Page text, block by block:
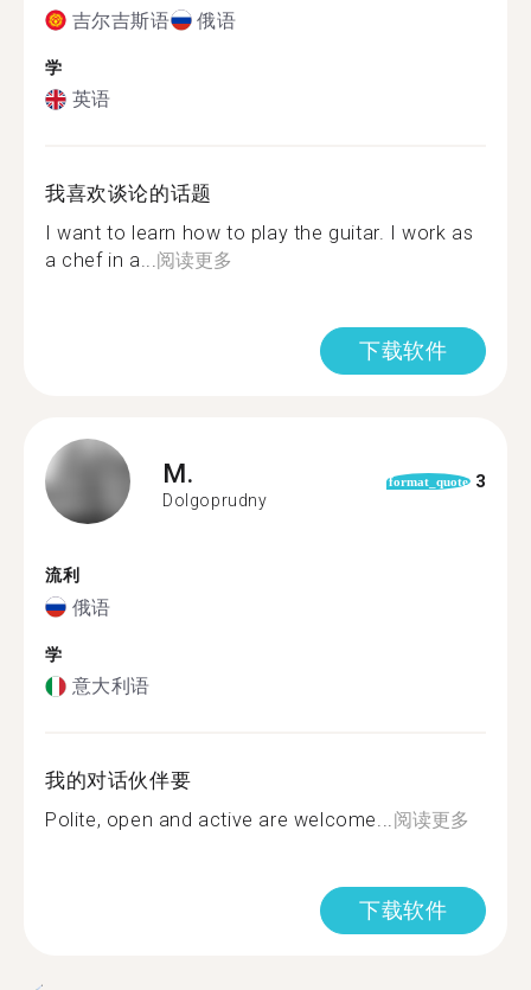
吉尔吉斯语 俄语
学
英语
我喜欢谈论的话题
I want to learn how to play the guitar. I work as
a chef in a...阅读更多
下载软件
M.
Dolgoprudny
format_quote 3
流利
俄语
学
意大利语
我的对话伙伴要
Polite, open and active are welcome...阅读更多
下载软件